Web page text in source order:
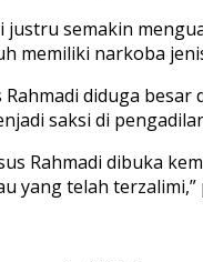
semakin
memiliki narkoba
diduga
saksi di
Rahmadi dibuka
yang telah terzalimi,”